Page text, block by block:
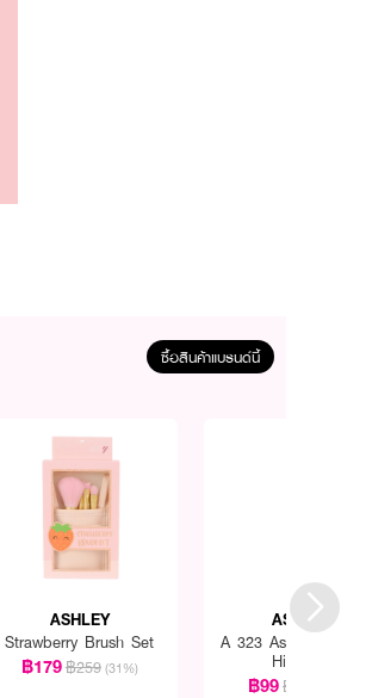
ซื้อสินค้าแบรนด์นี้
ASHLEY
Strawberry Brush Set
฿179฿259 (31%)
ASHLEY
A 323 Ashley Go
Highlight
฿99฿149